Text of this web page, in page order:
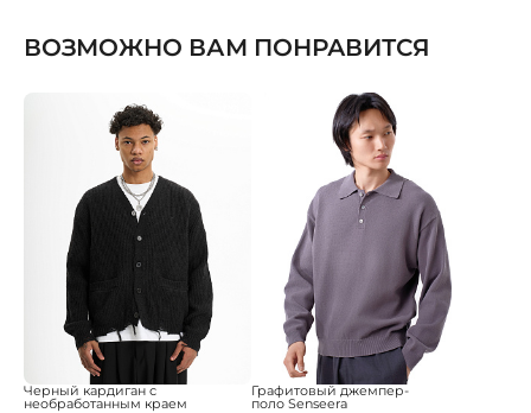
ВОЗМОЖНО ВАМ ПОНРАВИТСЯ
Черный кардиган с
необработанным краем
Графитовый джемпер-
поло Senseera